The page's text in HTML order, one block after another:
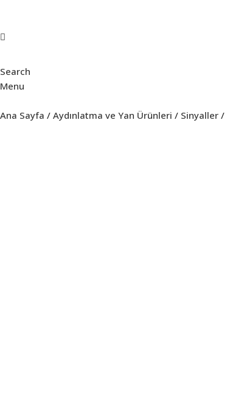
Search
Menu
Ana Sayfa Aydınlatma ve Yan Ürünleri Sinyaller